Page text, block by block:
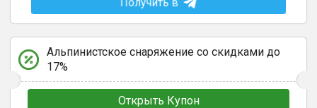
Альпинистское снаряжение со скидками до
17%
Открыть Купон